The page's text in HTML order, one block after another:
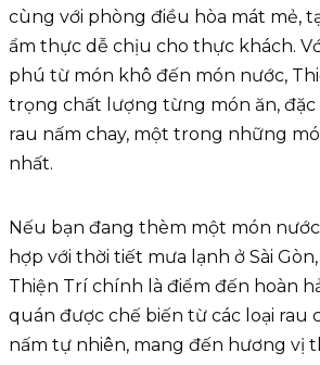
cùng với phòng điều hòa mát mẻ,
ẩm thực dễ chịu cho thực khách.
phú từ món khô đến món nước,
trọng chất lượng từng món ăn, đặc
rau nấm chay, một trong những
nhất.
Nếu bạn đang thèm một món
hợp với thời tiết mưa lạnh ở Sài
Thiện Trí chính là điểm đến hoàn
quán được chế biến từ các loại rau
nấm tự nhiên, mang đến hương vị